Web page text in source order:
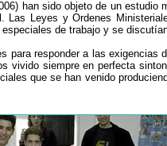
han sido objeto de un
Las Leyes y Ordenes
de trabajo y se
para responder a las
vivido siempre en perfecta
que se han venido